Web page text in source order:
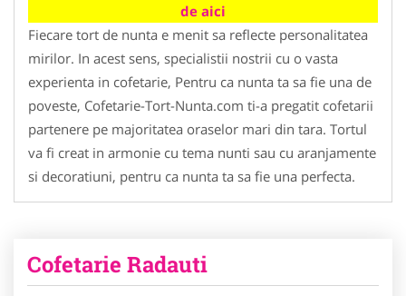
de aici
Fiecare tort de nunta e menit sa reflecte personalitatea
mirilor. In acest sens, specialistii nostrii cu o vasta
experienta in cofetarie, Pentru ca nunta ta sa fie una de
poveste, Cofetarie-Tort-Nunta.com ti-a pregatit cofetarii
partenere pe majoritatea oraselor mari din tara. Tortul
va fi creat in armonie cu tema nunti sau cu aranjamente
si decoratiuni, pentru ca nunta ta sa fie una perfecta.
Cofetarie Radauti